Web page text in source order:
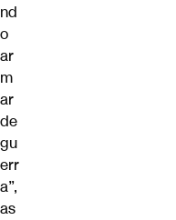
nd
o
ar
m
ar
de
gu
err
a”,
as